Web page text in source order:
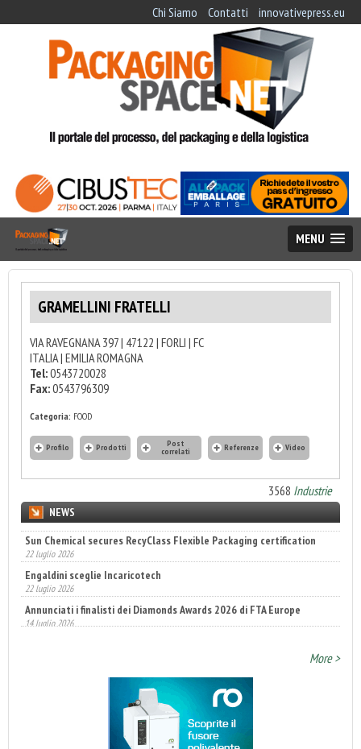
Chi Siamo Contatti innovativepress.eu
MENU
GRAMELLINI FRATELLI
VIA RAVEGNANA 397 | 47122 | FORLI | FC
ITALIA | EMILIA ROMAGNA
Tel:0543720028
Fax:0543796309
Categoria: FOOD
Profilo Prodotti Post
correlati Referenze Video
3568 Industrie
NEWS
Sun Chemical secures RecyClass Flexible Packaging certification
22 luglio 2026
Engaldini sceglie Incaricotech
22 luglio 2026
Annunciati i finalisti dei Diamonds Awards 2026 di FTA Europe
14 luglio 2026
More >